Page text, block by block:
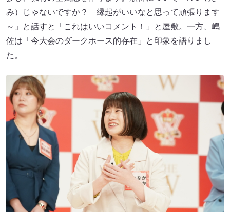
み）じゃないですか？ 縁起がいいなと思って頑張ります
～」と話すと「これはいいコメント！」と屋敷。一方、嶋
佐は「今大会のダークホース的存在」と印象を語りまし
た。